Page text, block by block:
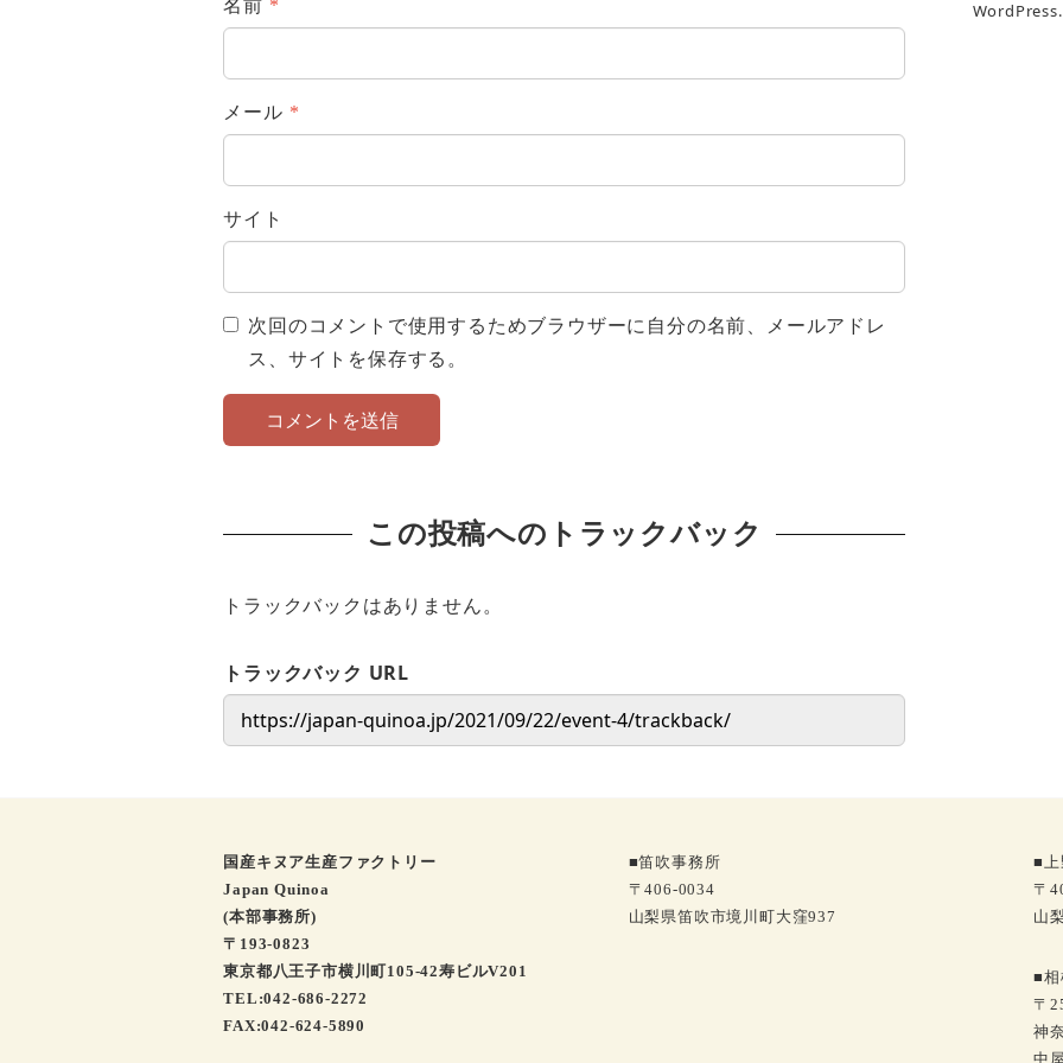
名前 *
メール *
サイト
次回のコメントで使用するためブラウザーに自分の名前、メールアドレ
ス、サイトを保存する。
この投稿へのトラックバック
トラックバックはありません。
トラックバック URL
国産キヌア生産ファクトリー
Japan Quinoa
(本部事務所)
〒193-0823
東京都八王子市横川町105-42寿ビルV201
TEL:042-686-2272
FAX:042-624-5890
■笛吹事務所
〒406-0034
山梨県笛吹市境川町大窪937
■上
〒
山
■相
〒
神
中